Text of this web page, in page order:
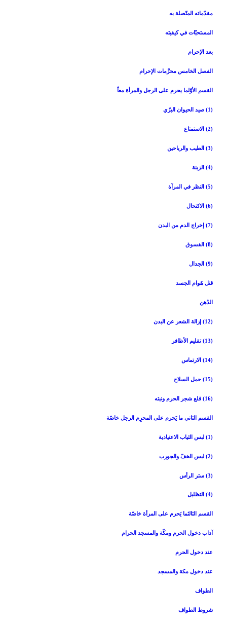
مقدّماته المتّصلة به‏
المستحبّات في كيفيته‏
بعد الإحرام‏
الفصل الخامس‏ محرَّمات الإحرام‏
القسم الأوّل‏ما يحرم على الرجل والمرأة معاً
(1) صيد الحيوان البرّي‏
(2) الاستمتاع‏
(3) الطيب والرياحين‏
(4) الزينة
(5) النظر في المرآة
(6) الاكتحال‏
(7) إخراج الدم من البدن‏
(8) الفسوق‏
(9) الجدال‏
قتل هَوام الجسد
الدُهن‏
(12) إزالة الشعر عن البدن‏
(13) تقليم الأظافر
(14) الارتماس‏
(15) حمل السلاح‏
(16) قلع شجر الحرم ونبته‏
القسم الثاني ‏ما يَحرم على المحرِم الرجل خاصّة
(1) لبس الثياب الاعتيادية
(2) لبس الخفّ والجورب‏
(3) ستر الرأس‏
(4) التظليل‏
القسم الثالث‏ما يَحرم على المرأة خاصّة
آداب دخول الحرم ومكّة والمسجد الحرام‏
عند دخول الحرم‏
عند دخول مكة والمسجد
الطواف‏
شروط الطواف‏